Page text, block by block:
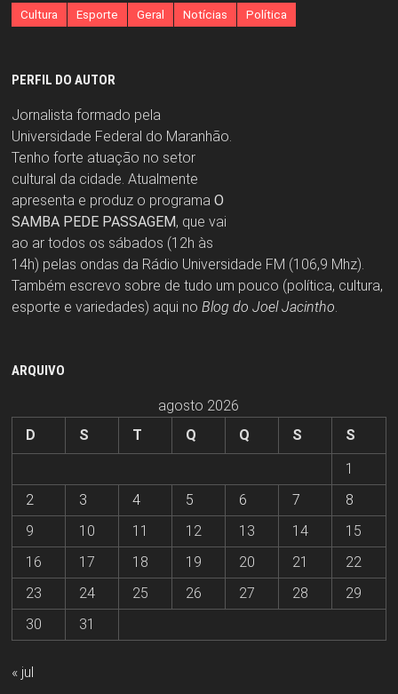
Cultura Esporte Geral Notícias Política
PERFIL DO AUTOR
Jornalista formado pela
Universidade Federal do Maranhão.
Tenho forte atuação no setor
cultural da cidade. Atualmente
apresenta e produz o programa O
SAMBA PEDE PASSAGEM, que vai
ao ar todos os sábados (12h às
14h) pelas ondas da Rádio Universidade FM (106,9 Mhz).
Também escrevo sobre de tudo um pouco (política, cultura,
esporte e variedades) aqui no Blog do Joel Jacintho
ARQUIVO
agosto 2026
D
S T Q Q S
S
1
2
3 4 5 6 7
8
9
10 11 12 13 14
15
16
17 18 19 20 21
22
23
24 25 26 27 28
29
30
31
« jul